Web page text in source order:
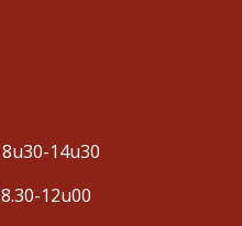
8u30-14u30
8.30-12u00